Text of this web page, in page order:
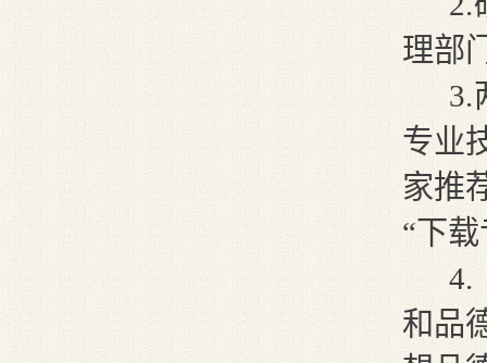
理部
3.
专业
家推
“下
4.
和品